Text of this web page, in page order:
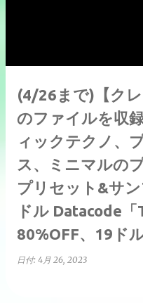
(4/26まで)【ク
のファイルを収
ィックテクノ、
ス、ミニマルの
プリセット&サ
ドル Datacode
80%OFF、19ド
日付: 4月 26, 2023